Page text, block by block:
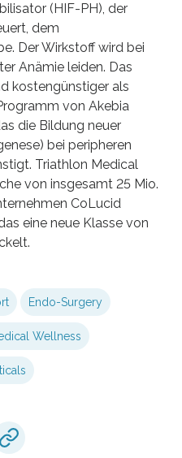
(HIF-PH), der
dem
Der Wirkstoff wird bei
Anämie leiden. Das
kostengünstiger als
von Akebia
die Bildung neuer
bei peripheren
Triathlon Medical
von insgesamt 25 Mio.
CoLucid
eine neue Klasse von
Endo-Surgery
Wellness